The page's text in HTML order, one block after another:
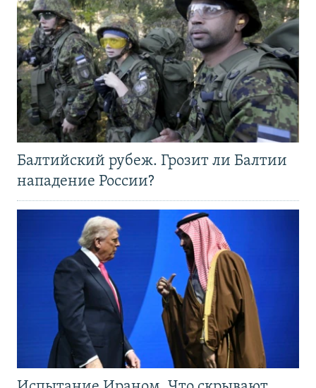
Балтийский рубеж. Грозит ли Балтии
нападение России?